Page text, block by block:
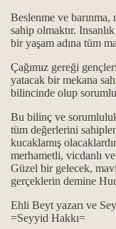
Beslenme ve
sahip olmaktır.
bir yaşam adına tüm
Çağımız gereği
yatacak bir mekana
bilincinde olup
Bu bilinç ve
tüm değerlerini
kucaklamış
merhametli, vicdanlı
Güzel bir gelecek,
gerçeklerin demine
Ehli Beyt yazarı ve
=Seyyid Hakkı=
başka yol
Kan ve can ile,